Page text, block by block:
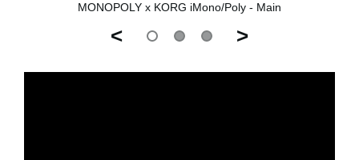
MONOPOLY x KORG iMono/Poly - Main
< >